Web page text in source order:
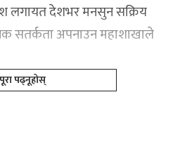
लगायत देशभर मनसुन सक्रिय
सतर्कता अपनाउन महाशाखाले
पूरा पढ्नूहोस्